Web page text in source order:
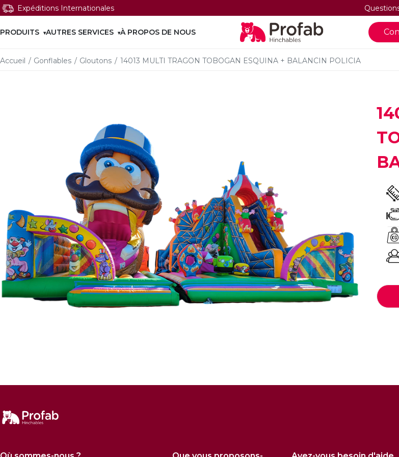
Expéditions Internationales
PRODUITS AUTRES SERVICES À PROPOS DE NOUS
Accueil / Gonflables / Gloutons / 14013 MULTI TRAGON TOBOGAN ESQUINA + BALANCIN POLICIA